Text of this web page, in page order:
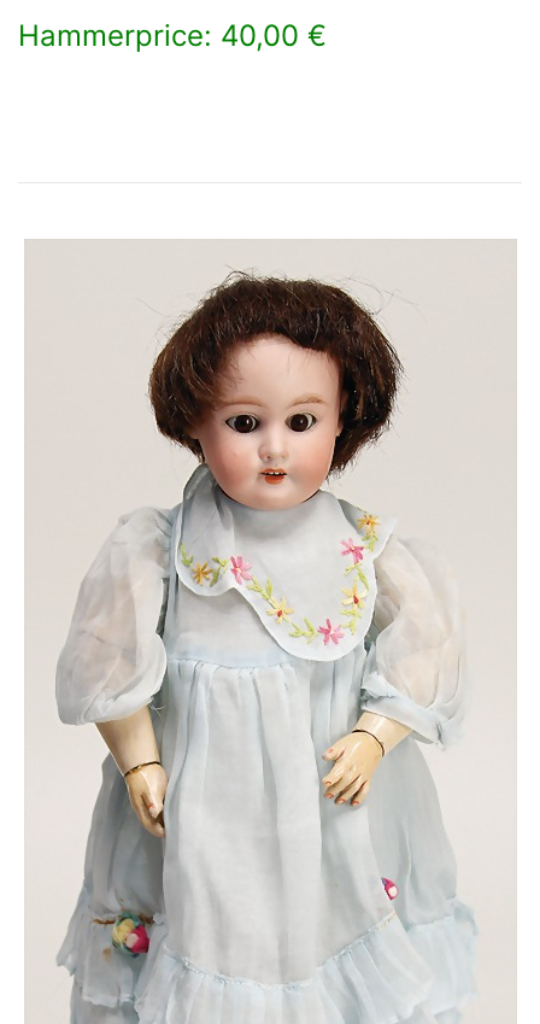
Hammerprice: 40,00 €